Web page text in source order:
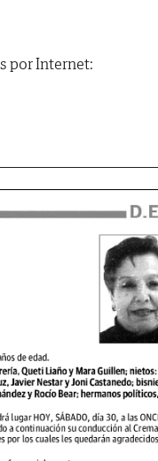
por Internet: